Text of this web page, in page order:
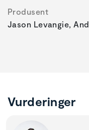
Produsent
Jason Levangie,
Vurderinger